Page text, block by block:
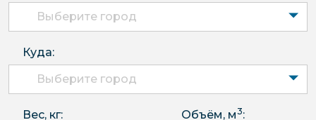
Выберите город
Куда:
Выберите город
Вес, кг: Объём, м3: